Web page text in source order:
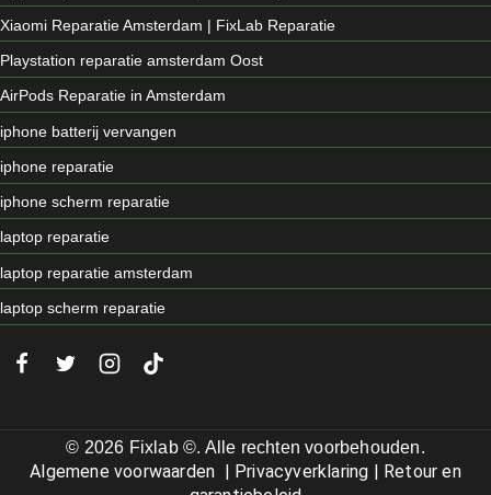
Xiaomi Reparatie Amsterdam | FixLab Reparatie
Playstation reparatie amsterdam Oost
AirPods Reparatie in Amsterdam
iphone batterij vervangen
iphone reparatie
iphone scherm reparatie
laptop reparatie
laptop reparatie amsterdam
laptop scherm reparatie
© 2026 Fixlab ©. Alle rechten voorbehouden.
Algemene voorwaarden | Privacyverklaring | Retour en